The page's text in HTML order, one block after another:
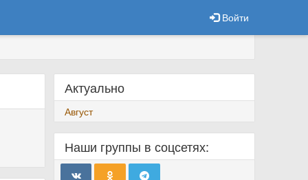
Войти
Актуально
Август
Наши группы в соцсетях: